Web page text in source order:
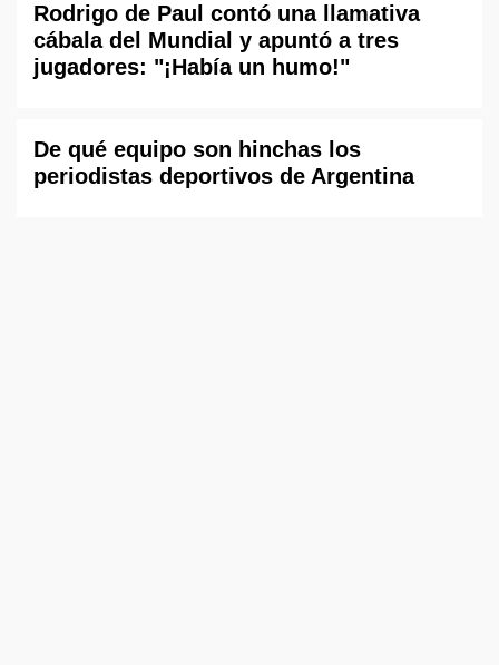
Rodrigo de Paul contó una llamativa
cábala del Mundial y apuntó a tres
jugadores: "¡Había un humo!"
De qué equipo son hinchas los
periodistas deportivos de Argentina